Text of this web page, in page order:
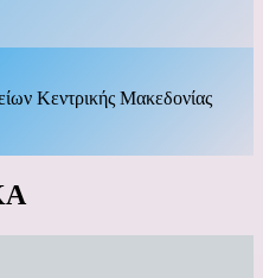
Κεντρικής Μακεδονίας